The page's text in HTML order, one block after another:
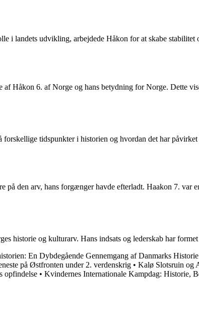
i landets udvikling, arbejdede Håkon for at skabe
af Håkon 6. af Norge og hans betydning for Norge. Dette
forskellige tidspunkter i historien og hvordan det har
den arv, hans forgænger havde efterladt. Haakon 7. var
historie og kulturarv. Hans indsats og lederskab har
En Dybdegående Gennemgang af Danmarks Historie
på Østfronten under 2. verdenskrig • Kalø Slotsruin og
opfindelse • Kvindernes Internationale Kampdag: Historie,